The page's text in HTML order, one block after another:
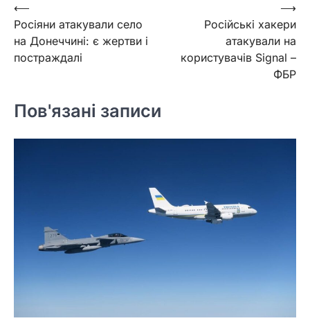
Навігація
записів
⟵
Росіяни атакували село
на Донеччині: є жертви і
постраждалі
Російські хакери
атакували на
користувачів Signal –
ФБР
⟶
Пов'язані записи